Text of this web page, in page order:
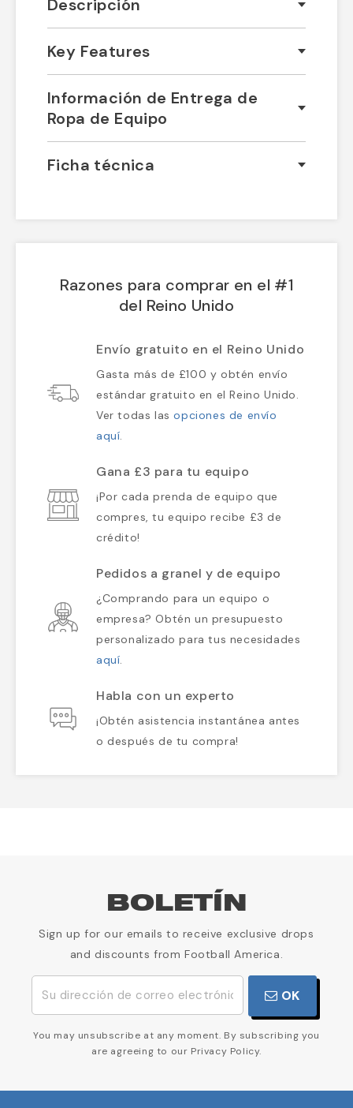
Descripción
Key Features
Información de Entrega de
Ropa de Equipo
Ficha técnica
Razones para comprar en el #1
del Reino Unido
Envío gratuito en el Reino Unido
Gasta más de £100 y obtén envío
estándar gratuito en el Reino Unido.
Ver todas lasopciones de envío
aquí.
Gana £3 para tu equipo
¡Por cada prenda de equipo que
compres, tu equipo recibe £3 de
crédito!
Pedidos a granel y de equipo
¿Comprando para un equipo o
empresa? Obtén un presupuesto
personalizado para tus necesidades
aquí.
Habla con un experto
¡Obtén asistencia instantánea antes
o después de tu compra!
BOLETÍN
Sign up for our emails to receive exclusive drops
and discounts from Football America.
OK
You may unsubscribe at any moment. By subscribing you
are agreeing to our Privacy Policy.